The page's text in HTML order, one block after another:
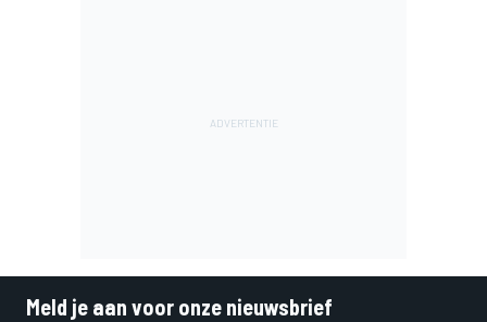
Meld je aan voor onze nieuwsbrief